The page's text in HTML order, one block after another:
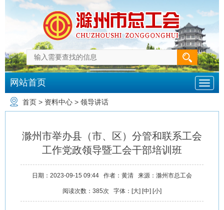
网站首页
首页 > 资料中心 > 领导讲话
滁州市举办县（市、区）分管和联系工会
工作党政领导暨工会干部培训班
日期： 2023-09-15 09:44 作者： 黄清 来源： 滁州市总工会
阅读次数： 385次 字体：[大] [中] [小]